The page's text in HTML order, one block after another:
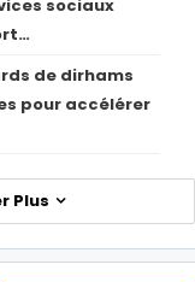
sociaux
de dirhams
pour accélérer
Plus